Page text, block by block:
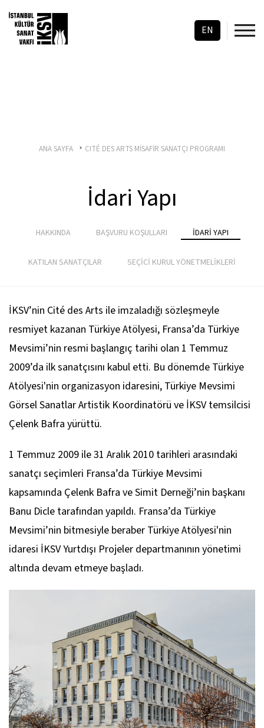
EN
ANA SAYFA CITÉ DES ARTS MİSAFİR SANATÇI PROGRAMI
İdari Yapı
HAKKINDA BAŞVURU KOŞULLARI İDARİ YAPI
KATILAN SANATÇILAR SEÇİCİ KURUL YÖNETMELİKLERİ
İKSV’nin Cité des Arts ile imzaladığı sözleşmeyle
resmiyet kazanan Türkiye Atölyesi, Fransa’da Türkiye
Mevsimi’nin resmi başlangıç tarihi olan 1 Temmuz
2009’da ilk sanatçısını kabul etti. Bu dönemde Türkiye
Atölyesi'nin organizasyon idaresini, Türkiye Mevsimi
Görsel Sanatlar Artistik Koordinatörü ve İKSV temsilcisi
Çelenk Bafra yürüttü.
1 Temmuz 2009 ile 31 Aralık 2010 tarihleri arasındaki
sanatçı seçimleri Fransa’da Türkiye Mevsimi
kapsamında Çelenk Bafra ve Simit Derneği’nin başkanı
Banu Dicle tarafından yapıldı. Fransa’da Türkiye
Mevsimi’nin bitmesiyle beraber Türkiye Atölyesi'nin
idaresi İKSV Yurtdışı Projeler departmanının yönetimi
altında devam etmeye başladı.